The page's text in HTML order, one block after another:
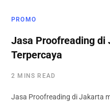
PROMO
Jasa Proofreading di
Terpercaya
2 MINS READ
Jasa Proofreading di Jakarta